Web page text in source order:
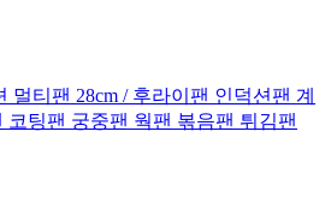
멀티팬 28cm / 후라이팬 인덕션팬 계
코팅팬 궁중팬 웍팬 볶음팬 튀김팬